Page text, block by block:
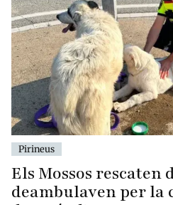
Pirineus
Els Mossos rescaten
deambulaven per la